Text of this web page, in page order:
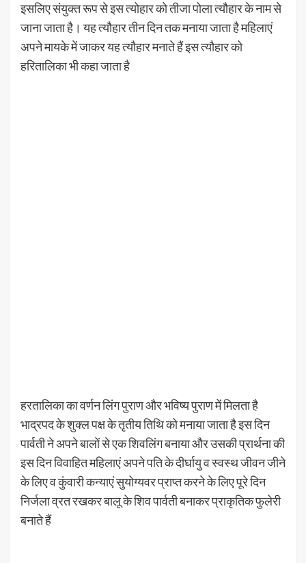
इसलिए संयुक्त रूप से इस त्योहार को तीजा पोला त्यौहार के नाम से
जाना जाता है। यह त्यौहार तीन दिन तक मनाया जाता है महिलाएं
अपने मायके में जाकर यह त्यौहार मनाते हैं इस त्यौहार को
हरितालिका भी कहा जाता है
हरतालिका का वर्णन लिंग पुराण और भविष्य पुराण में मिलता है
भाद्रपद के शुक्ल पक्ष के तृतीय तिथि को मनाया जाता है इस दिन
पार्वती ने अपने बालों से एक शिवलिंग बनाया और उसकी प्रार्थना की
इस दिन विवाहित महिलाएं अपने पति के दीर्घायु व स्वस्थ जीवन जीने
के लिए व कुंवारी कन्याएं सुयोग्यवर प्राप्त करने के लिए पूरे दिन
निर्जला व्रत रखकर बालू के शिव पार्वती बनाकर प्राकृतिक फुलेरी
बनाते हैं